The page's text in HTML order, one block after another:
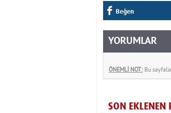
Beğen
YORUMLAR
ÖNEMLİ NOT: Bu
SON EKLENEN